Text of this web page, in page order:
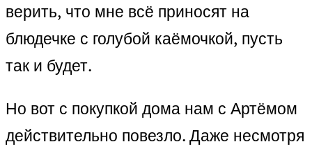
верить, что мне всё приносят на
блюдечке с голубой каёмочкой, пусть
так и будет.
Но вот с покупкой дома нам с Артёмом
действительно повезло. Даже несмотря